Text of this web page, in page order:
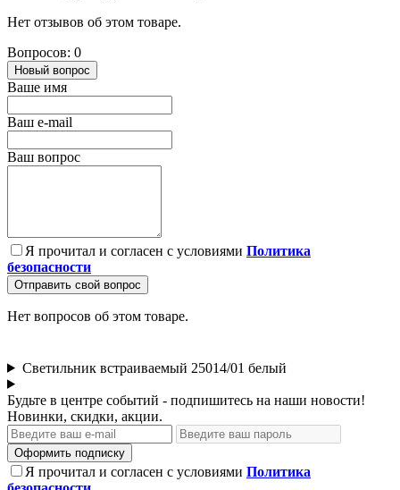
Нет отзывов об этом товаре.
Вопросов: 0
Новый вопрос
Ваше имя
Ваш e-mail
Ваш вопрос
Я прочитал и согласен с условиями Политика
безопасности
Отправить свой вопрос
Нет вопросов об этом товаре.
Светильник встраиваемый 25014/01 белый
Будьте в центре событий - подпишитесь на наши новости!
Новинки, скидки, акции.
Оформить подписку
Я прочитал и согласен с условиями Политика